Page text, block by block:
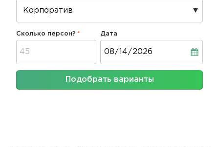
Сколько персон? Дата
Подобрать варианты